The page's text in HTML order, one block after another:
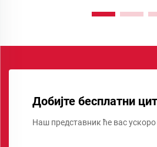
Добијте бесплатни
Наш представник ће вас